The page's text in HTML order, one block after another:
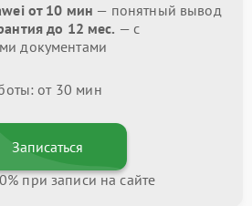
от 10 мин — понятный вывод
до 12 мес. — с
документами
от 30 мин
Записаться
при записи на сайте